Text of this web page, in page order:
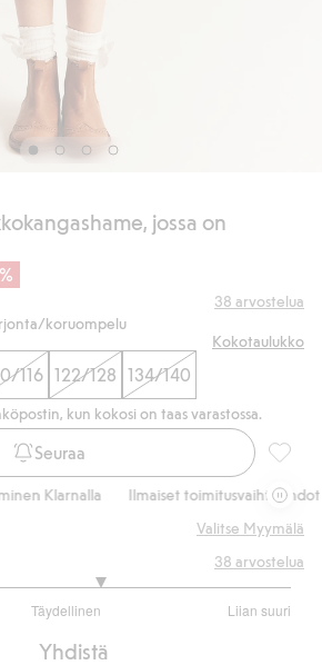
jossa on
luokitus:
38 arvostelua
koruompelu
Kokotaulukko
116 122/128 134/140
kun kokosi on taas varastossa.
Seuraa
Klarnalla
Ilmaiset toimitusvaihtoehdot
Valitse Myymälä
Täydellinen Liian suuri
38 arvostelua
Yhdistä